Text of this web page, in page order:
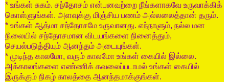
* உங்கள் சுகம். சந்தோசம் என்பனவற்றை நீங்களாகவே உருவாக்கிக்
கொள்ளுங்கள். அளவுக்கு மிஞ்சிய பணம் அல்லலைத்தான் தரும்.
* உங்கள் ஆத்மா சந்தோசமே உருவானது. எந்நாளும், நல்ல மன
நிலையில் சந்தோசமான விடயங்களை நினைத்தும்,
செயல்படுத்தியும் ஆனந்தம் அடையுங்கள்.
* முடிந்த காலமோ, வரும் காலமோ உங்கள் கையில் இல்லை.
அக்காலங்களை எண்ணிக் கவலைப்படாமல் உங்கள் கையில்
இருக்கும் நிகழ் காலத்தை ஆனந்தமாக்குங்கள்.